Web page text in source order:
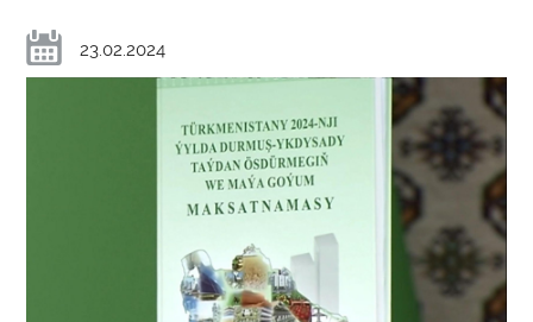
23.02.2024